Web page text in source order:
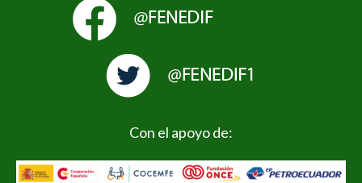
Con el apoyo de: